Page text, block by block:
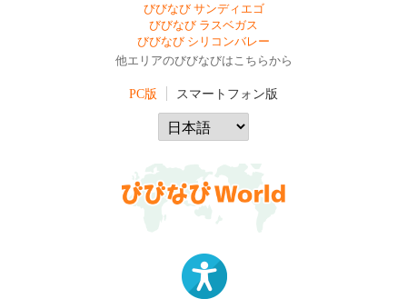
びびなび サンディエゴ
びびなび ラスベガス
びびなび シリコンバレー
他エリアのびびなびはこちらから
PC版 スマートフォン版